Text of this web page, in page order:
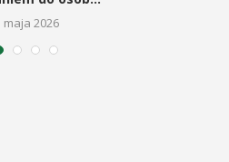
maja 2026